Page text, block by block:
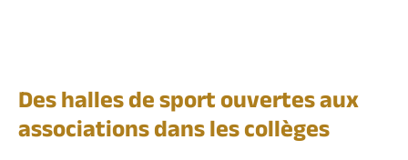
Des halles de sport ouvertes aux
associations dans les collèges